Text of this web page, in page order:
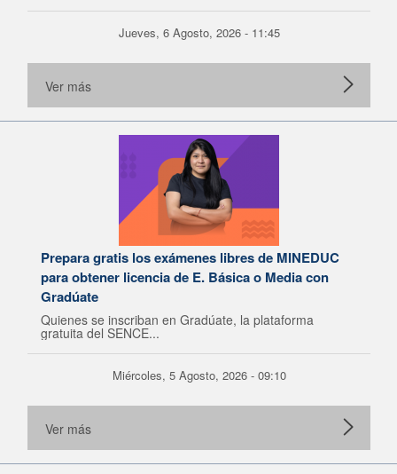
Jueves, 6 Agosto, 2026 - 11:45
Ver más
Prepara gratis los exámenes libres de MINEDUC
para obtener licencia de E. Básica o Media con
Gradúate
Quienes se inscriban en Gradúate, la plataforma
gratuita del SENCE...
Miércoles, 5 Agosto, 2026 - 09:10
Ver más